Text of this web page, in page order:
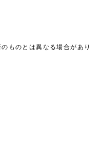
ものとは異なる場合があり